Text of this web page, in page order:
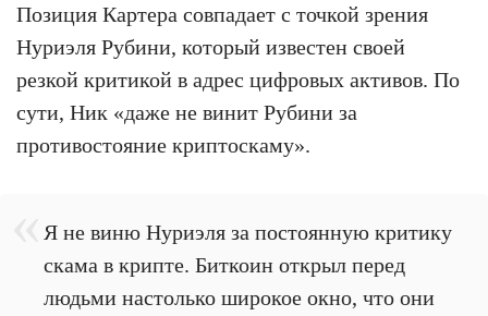
Позиция Картера совпадает с точкой зрения
Нуриэля Рубини, который известен своей
резкой критикой в адрес цифровых активов. По
сути, Ник «даже не винит Рубини за
противостояние криптоскаму».
Я не виню Нуриэля за постоянную критику
скама в крипте. Биткоин открыл перед
людьми настолько широкое окно, что они